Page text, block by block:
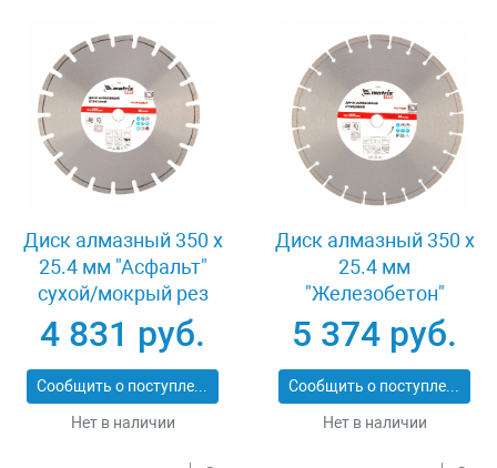
Диск алмазный 350 х
25.4 мм "Асфальт"
сухой/мокрый рез
Pro Matrix 731073
4 831 руб.
Сообщить о поступлении
Нет в наличии
Диск алмазный 350 х
25.4 мм
"Железобетон"
сухой/мокрый рез
Pro Matrix 731103
5 374 руб.
Сообщить о поступлении
Нет в наличии